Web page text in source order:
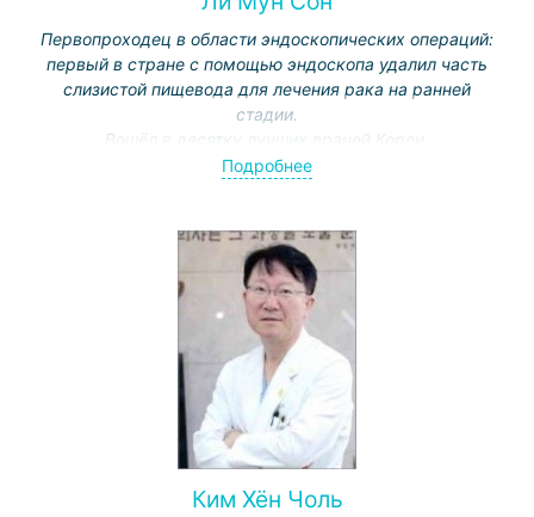
Первопроходец в области эндоскопических операций:
первый в стране с помощью эндоскопа удалил часть
слизистой пищевода для лечения рака на ранней
стадии.
Вошёл в десятку лучших врачей Кореи.
За научные достижения удостоился наград Корейского
Корейского института науки и технологии и т. д.
Специализация: заболевания желудка, пищевода,
печени, кишечника; диагностика и лечение
онкологических заболеваний органов ЖКТ.
Подробнее
Ким Хён Чоль